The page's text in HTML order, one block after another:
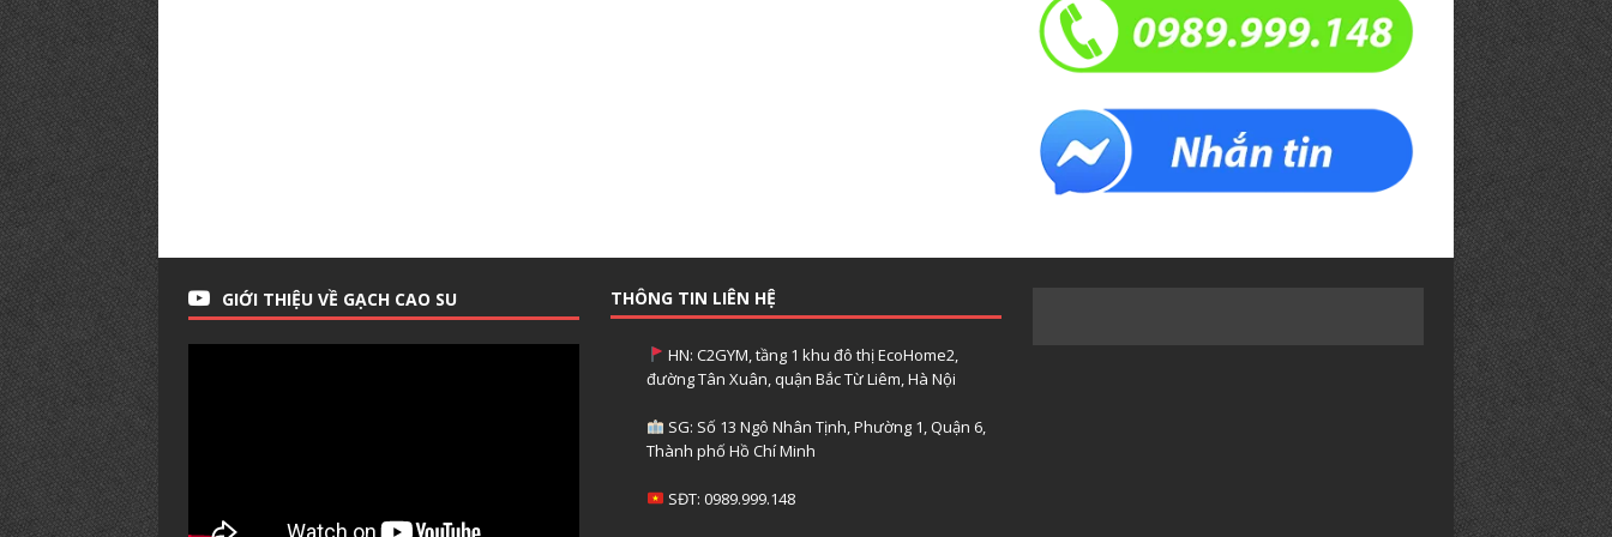
GIỚI THIỆU VỀ GẠCH CAO SU THÔNG TIN LIÊN HỆ
HN: C2GYM, tầng 1 khu đô thị EcoHome2,
đường Tân Xuân, quận Bắc Từ Liêm, Hà Nội
SG: Số 13 Ngô Nhân Tịnh, Phường 1, Quận 6,
Thành phố Hồ Chí Minh
SĐT: 0989.999.148